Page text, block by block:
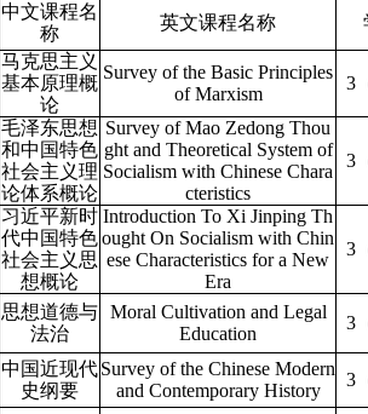
中文课程名
称
英文课程名称
马克思主义
基本原理概
论
Survey of the Basic Principles
of Marxism
3
毛泽东思想
和中国特色
社会主义理
论体系概论
Survey of Mao Zedong Thou
ght and Theoretical System of
Socialism with Chinese Chara
cteristics
3
习近平新时
代中国特色
社会主义思
想概论
Introduction To Xi Jinping Th
ought On Socialism with Chin
ese Characteristics for a New
Era
3
思想道德与
法治
Moral Cultivation and Legal
Education
3
中国近现代
史纲要
Survey of the Chinese Modern
and Contemporary History
3